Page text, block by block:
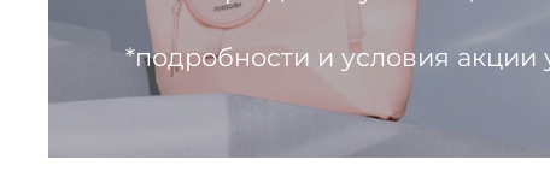
*подробности и условия